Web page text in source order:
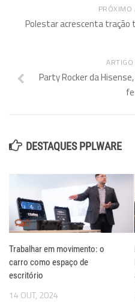
PRÓXIMO
Polestar acrescenta tração
Party Rocker da
DESTAQUES PPLWARE
0
Trabalhar em movimento: o
carro como espaço de
escritório
14 OUT, 2024